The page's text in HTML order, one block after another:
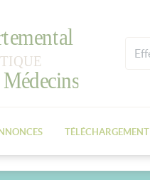
TÉLÉCHARGEMENT